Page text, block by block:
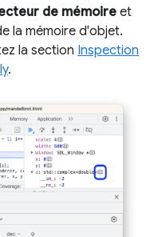
de mémoire et
la mémoire d'objet.
la section Inspection
.